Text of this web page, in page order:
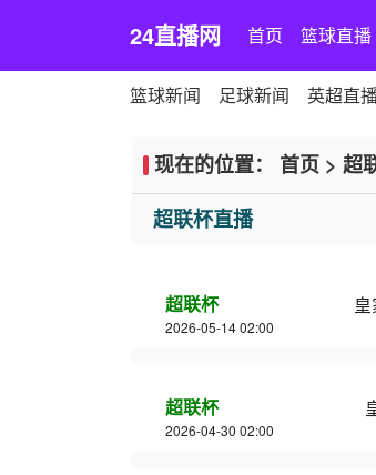
24直播网 首页 篮球直播
篮球新闻 足球新闻 英超直
现在的位置： 首页 > 超
超联杯直播
超联杯
2026-05-14 02:00
超联杯
2026-04-30 02:00